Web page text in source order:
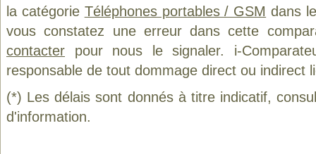
la catégorie Téléphones portables / GSM dans
vous constatez une erreur dans cette
contacter pour nous le signaler. i-
responsable de tout dommage direct ou indirect
(*) Les délais sont donnés à titre indicatif,
d'information.